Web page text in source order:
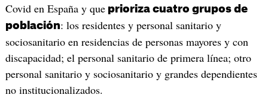
Covid en España y queprioriza cuatro grupos de
población: los residentes y personal sanitario y
sociosanitario en residencias de personas mayores y con
discapacidad; el personal sanitario de primera línea; otro
personal sanitario y sociosanitario y grandes dependientes
no institucionalizados.